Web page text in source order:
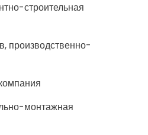
строительная
производственно-
монтажная